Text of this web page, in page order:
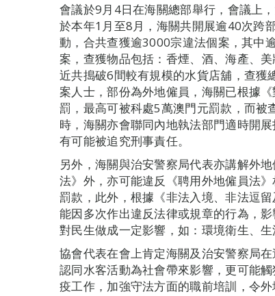
會議於9月4日在海關總部舉行，會議上
於本年1月至8月，海關共開展逾40次跨
動，合共查獲逾3000宗違法個案，其中
案，查獲物品包括：香煙、酒、海產、
近共搗破6間較有規模的水貨店舖，查
案人士，部份為外地僱員，海關已根據
罰，最高可被科處5萬澳門元罰款，而被
時，海關亦會聯同內地執法部門適時開
有可能被追究刑事責任。
另外，海關與治安警察局代表亦講解外
法》外，亦可能違反《聘用外地僱員法
罰款，此外，根據《非法入境、非法逗
能因多次作出違反法律或規章的行為，
對民生做成一定影響，如：環境衛生、
協會代表在會上肯定海關及治安警察局
認同水客活動為社會帶來影響，更可能
疫工作，加強守法方面的職前培訓，令